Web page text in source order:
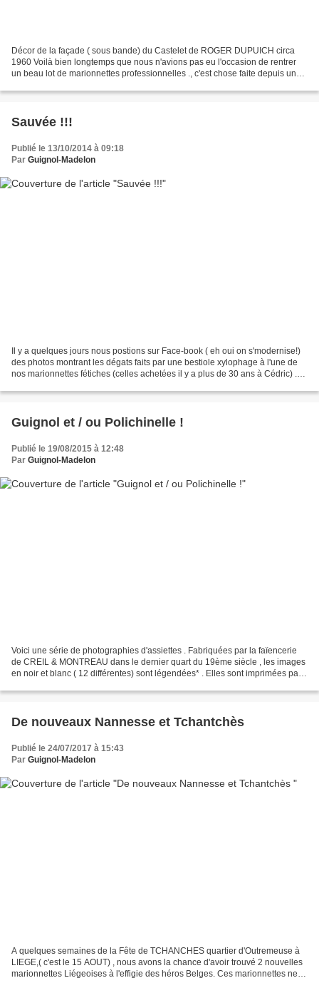
Décor de la façade ( sous bande) du Castelet de ROGER DUPUICH circa
1960 Voilà bien longtemps que nous n'avions pas eu l'occasion de rentrer
un beau lot de marionnettes professionnelles ., c'est chose faite depuis une
Sauvée !!!
Publié le 13/10/2014 à 09:18
Par Guignol-Madelon
Il y a quelques jours nous postions sur Face-book ( eh oui on s'modernise!)
des photos montrant les dégats faits par une bestiole xylophage à l'une de
nos marionnettes fétiches (celles achetées il y a plus de 30 ans à Cédric) .
Guignol et / ou Polichinelle !
Publié le 19/08/2015 à 12:48
Par Guignol-Madelon
Voici une série de photographies d'assiettes . Fabriquées par la faïencerie
de CREIL & MONTREAU dans le dernier quart du 19ème siècle , les images
en noir et blanc ( 12 différentes) sont légendées* . Elles sont imprimées par
De nouveaux Nannesse et Tchantchès
Publié le 24/07/2017 à 15:43
Par Guignol-Madelon
A quelques semaines de la Fête de TCHANCHES quartier d'Outremeuse à
LIEGE,( c'est le 15 AOUT) , nous avons la chance d'avoir trouvé 2 nouvelles
marionnettes Liégeoises à l'effigie des héros Belges. Ces marionnettes ne